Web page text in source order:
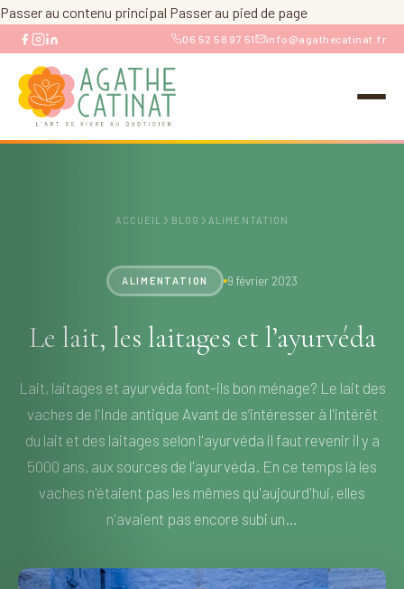
Passer au contenu principal Passer au pied de page
06 52 58 97 51 info@agathecatinat.fr
ACCUEIL › BLOG ›ALIMENTATION
ALIMENTATION 9 février 2023
Le lait, les laitages et l’ayurvéda
Lait, laitages et ayurvéda font-ils bon ménage? Le lait des
vaches de l'Inde antique Avant de s’intéresser à l'intérêt
du lait et des laitages selon l'ayurvéda il faut revenir il y a
5000 ans, aux sources de l'ayurvéda. En ce temps là les
vaches n'étaient pas les mêmes qu'aujourd'hui, elles
n'avaient pas encore subi un…